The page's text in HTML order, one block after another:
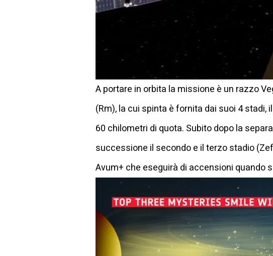
A portare in orbita la missione è un razzo
(Rm), la cui spinta è fornita dai suoi 4
60 chilometri di quota. Subito dopo la
successione il secondo e il terzo stadio
Avum+ che eseguirà di accensioni quando